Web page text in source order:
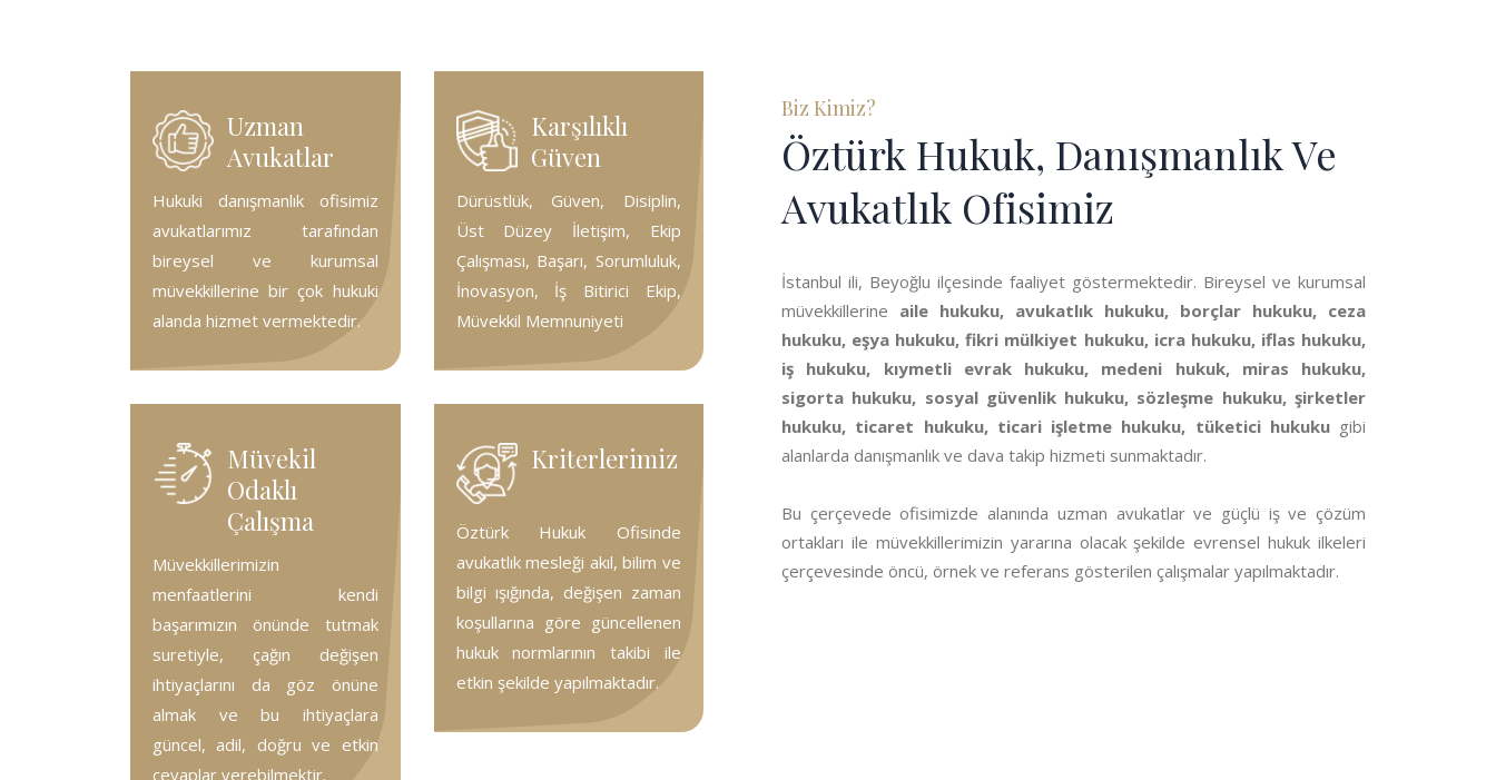
Uzman
Avukatlar
Hukuki danışmanlık ofisimiz
avukatlarımız tarafından
bireysel ve kurumsal
müvekkillerine bir çok hukuki
alanda hizmet vermektedir.
Karşılıklı
Güven
Dürüstlük, Güven, Disiplin,
Üst Düzey İletişim, Ekip
Çalışması, Başarı, Sorumluluk,
İnovasyon, İş Bitirici Ekip,
Müvekkil Memnuniyeti
Müvekil
Odaklı
Çalışma
Müvekkillerimizin
menfaatlerini kendi
başarımızın önünde tutmak
suretiyle, çağın değişen
ihtiyaçlarını da göz önüne
almak ve bu ihtiyaçlara
güncel, adil, doğru ve etkin
cevaplar verebilmektir.
Kriterlerimiz
Öztürk Hukuk Ofisinde
avukatlık mesleği akıl, bilim ve
bilgi ışığında, değişen zaman
koşullarına göre güncellenen
hukuk normlarının takibi ile
etkin şekilde yapılmaktadır.
Biz Kimiz?
Öztürk Hukuk, Danışmanlık Ve
Avukatlık Ofisimiz
İstanbul ili, Beyoğlu ilçesinde faaliyet göstermektedir. Bireysel ve kurumsal
müvekkillerine aile hukuku, avukatlık hukuku, borçlar hukuku, ceza
hukuku, eşya hukuku, fikri mülkiyet hukuku, icra hukuku, iflas hukuku,
iş hukuku, kıymetli evrak hukuku, medeni hukuk, miras hukuku,
sigorta hukuku, sosyal güvenlik hukuku, sözleşme hukuku, şirketler
hukuku, ticaret hukuku, ticari işletme hukuku, tüketici hukukugibi
alanlarda danışmanlık ve dava takip hizmeti sunmaktadır.
Bu çerçevede ofisimizde alanında uzman avukatlar ve güçlü iş ve çözüm
ortakları ile müvekkillerimizin yararına olacak şekilde evrensel hukuk ilkeleri
çerçevesinde öncü, örnek ve referans gösterilen çalışmalar yapılmaktadır.